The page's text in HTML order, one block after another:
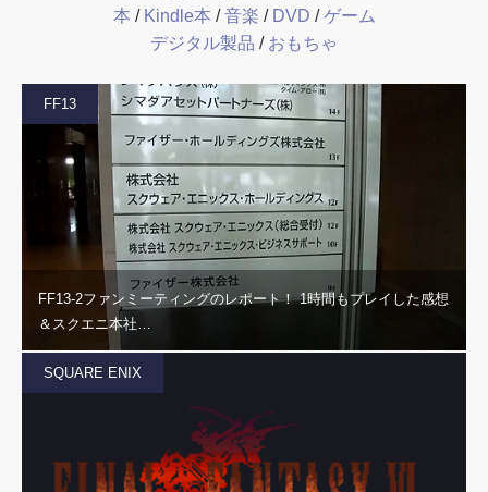
本 / Kindle本 /音楽 / DVD /ゲーム
デジタル製品 / おもちゃ
FF13
FF13-2ファンミーティングのレポート！ 1時間もプレイした感想
＆スクエニ本社…
SQUARE ENIX